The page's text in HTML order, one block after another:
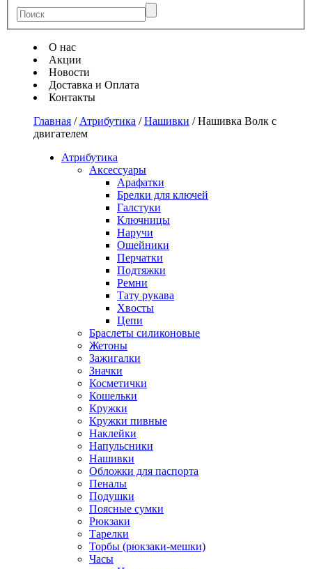
О нас
Акции
Новости
Доставка и Оплата
Контакты
Главная / Атрибутика /Нашивки /Нашивка Волк с
двигателем
Атрибутика
Аксессуары
Арафатки
Брелки для ключей
Галстуки
Ключницы
Наручи
Ошейники
Перчатки
Подтяжки
Ремни
Тату рукава
Хвосты
Цепи
Браслеты силиконовые
Жетоны
Зажигалки
Значки
Косметички
Кошельки
Кружки
Кружки пивные
Наклейки
Напульсники
Нашивки
Обложки для паспорта
Пеналы
Подушки
Поясные сумки
Рюкзаки
Тарелки
Торбы (рюкзаки-мешки)
Часы